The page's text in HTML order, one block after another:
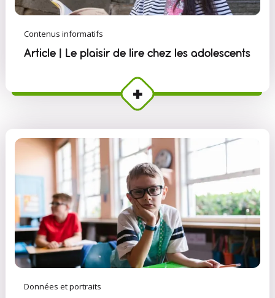
Contenus informatifs
Article | Le plaisir de lire chez les adolescents
Données et portraits